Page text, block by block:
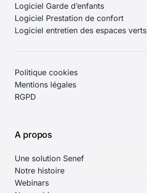
Logiciel Garde d’enfants
Logiciel Prestation de confort
Logiciel entretien des espaces verts
Politique cookies
Mentions légales
RGPD
A propos
Une solution Senef
Notre histoire
Webinars